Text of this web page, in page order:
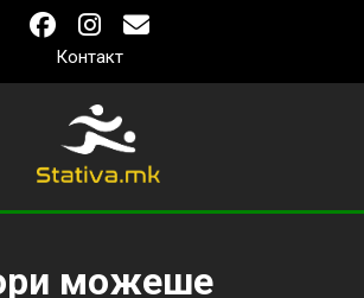
Контакт
можеше